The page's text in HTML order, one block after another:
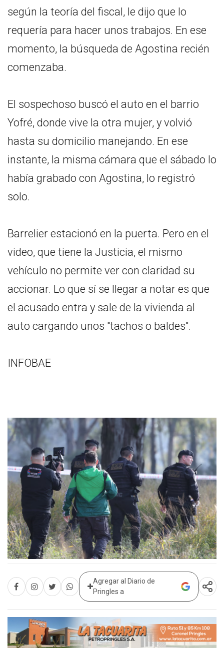
según la teoría del fiscal, le dijo que lo
requería para hacer unos trabajos. En ese
momento, la búsqueda de Agostina recién
comenzaba.
El sospechoso buscó el auto en el barrio
Yofré, donde vive la otra mujer, y volvió
hasta su domicilio manejando. En ese
instante, la misma cámara que el sábado lo
había grabado con Agostina, lo registró
solo.
Barrelier estacionó en la puerta. Pero en el
video, que tiene la Justicia, el mismo
vehículo no permite ver con claridad su
accionar. Lo que sí se llegar a notar es que
el acusado entra y sale de la vivienda al
auto cargando unos "tachos o baldes".
INFOBAE
Agregar al Diario de
Pringles a